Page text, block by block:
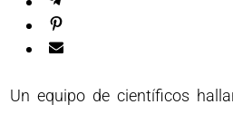
Un equipo de científicos